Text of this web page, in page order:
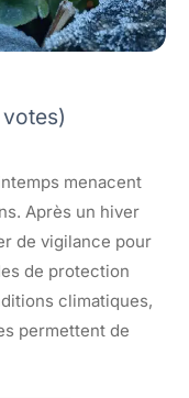
menacent
Après un hiver
de vigilance pour
de protection
climatiques,
permettent de